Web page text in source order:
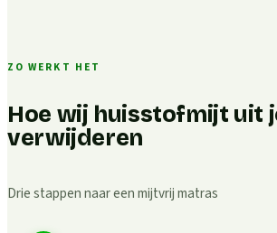
ZO WERKT HET
Hoe wij huisstofmijt uit
verwijderen
Drie stappen naar een mijtvrij matras